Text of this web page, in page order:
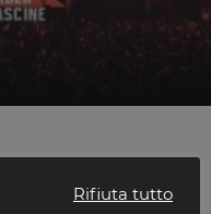
Rifiuta tutto